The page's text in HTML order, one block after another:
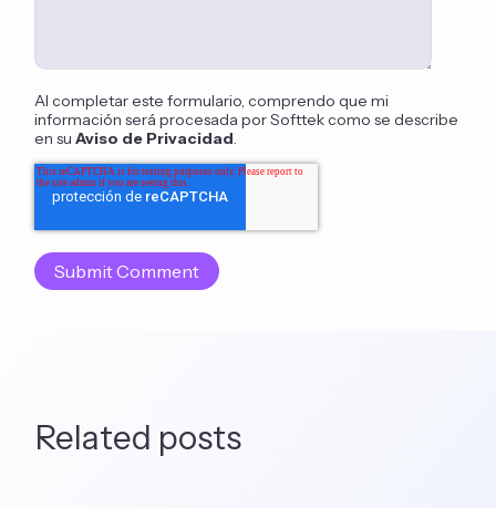
Al completar este formulario, comprendo que mi
información será procesada por Softtek como se describe
en suAviso de Privacidad.
Related posts